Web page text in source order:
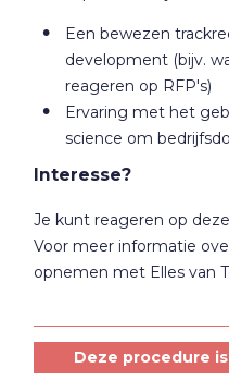
Een bewezen
development (bijv.
reageren op RFP's)
Ervaring met het
science om
Interesse?
Je kunt reageren op
Voor meer informatie
opnemen met Elles van
Deze procedure